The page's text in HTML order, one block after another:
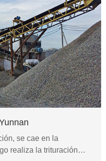
se cae en la
realiza la trituración…